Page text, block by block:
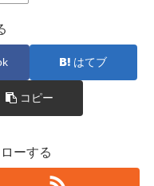
はてブ
コピー
ーする